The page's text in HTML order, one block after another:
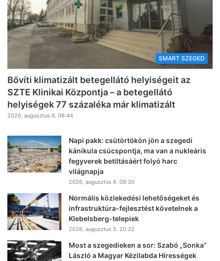
SMART SZEGED
Bővíti klimatizált betegellátó helyiségeit az
SZTE Klinikai Központja – a betegellátó
helyiségek 77 százaléka már klimatizált
2026, augusztus 6. 06:44
Napi pakk: csütörtökön jön a szegedi
kánikula csúcspontja, ma van a nukleáris
fegyverek betiltásáért folyó harc
világnapja
2026, augusztus 6. 06:30
Normális közlekedési lehetőségeket és
infrastruktúra-fejlesztést követelnek a
Klebelsberg-telepiek
2026, augusztus 5. 20:32
Most a szegedieken a sor: Szabó „Sonka”
László a Magyar Kézilabda Hírességek